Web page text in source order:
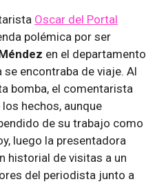
Oscar del Portal
polémica por ser
en el departamento
encontraba de viaje. Al
bomba, el comentarista
hechos, aunque
de su trabajo como
luego la presentadora
historial de visitas a un
del periodista junto a